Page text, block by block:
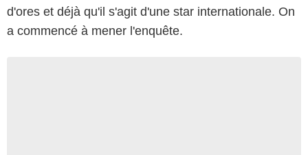
d'ores et déjà qu'il s'agit d'une star internationale. On
a commencé à mener l'enquête.